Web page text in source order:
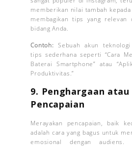
memberikan nilai tambah
membagikan tips yang relevan
bidang Anda.
Contoh: Sebuah akun
tips sederhana seperti “Cara
Baterai Smartphone” atau
Produktivitas.”
9. Penghargaan atau
Pencapaian
Merayakan pencapaian, baik
adalah cara yang bagus untuk
emosional dengan